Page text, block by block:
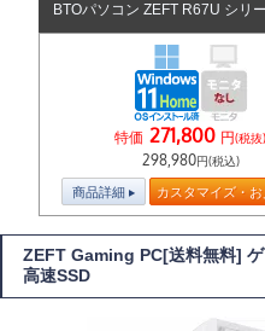
BTOパソコン ZEFT R67U シリ
特価 271,800 円(税抜
298,980円(税込)
商品詳細 カスタマイズ・
ZEFT Gaming PC[送料無料]
高速SSD